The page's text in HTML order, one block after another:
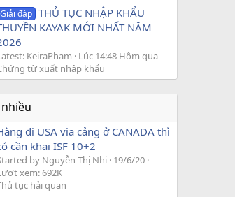
Giải đáp THỦ TỤC NHẬP KHẨU
KAYAK MỚI NHẤT NĂM
KeiraPham
Lúc 14:48 Hôm qua
từ xuất nhập khẩu
đi USA via cảng ở CANADA thì
cần khai ISF 10+2
by Nguyễn Thị Nhi 19/6/20
xem: 692K
tục hải quan